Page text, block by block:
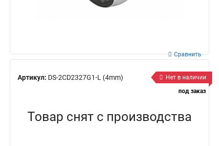
Артикул: DS-2CD2327G1-L (4mm)
Сравнить
Нет в наличии
под заказ
Товар снят с производства